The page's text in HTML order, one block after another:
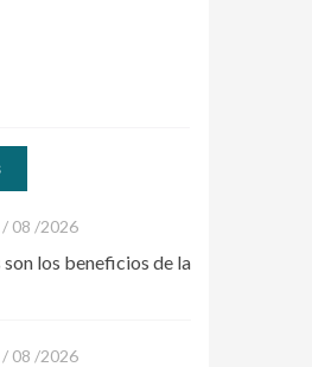
/ 08 /2026
son los beneficios de la
/ 08 /2026